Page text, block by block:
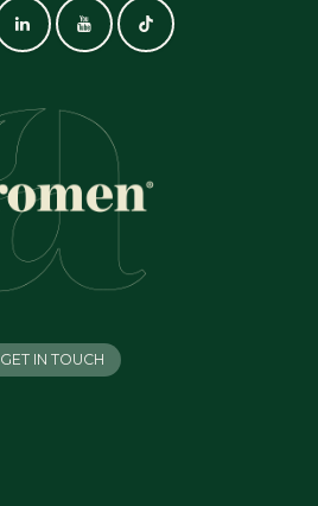
GET IN TOUCH